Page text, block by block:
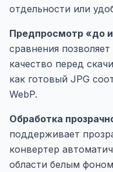
отдельности или
Предпросмотр «до
сравнения
качество перед
как готовый JPG
WebP.
Обработка
поддерживает
конвертер
области белым